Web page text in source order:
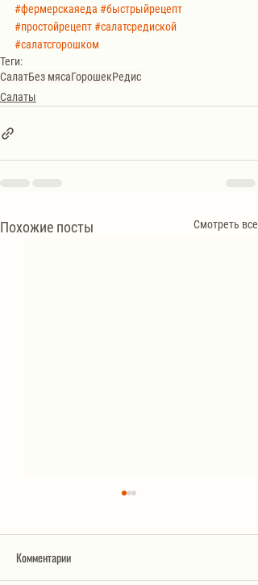
#фермерскаяеда #быстрыйрецепт
#простойрецепт#салатсредиской
#салатсгорошком
Теги:
СалатБез мясаГорошекРедис
Салаты
Похожие посты Смотреть все
Комментарии